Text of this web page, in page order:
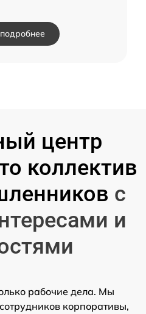
центр
коллектив
с
и
рабочие дела. Мы
корпоративы,